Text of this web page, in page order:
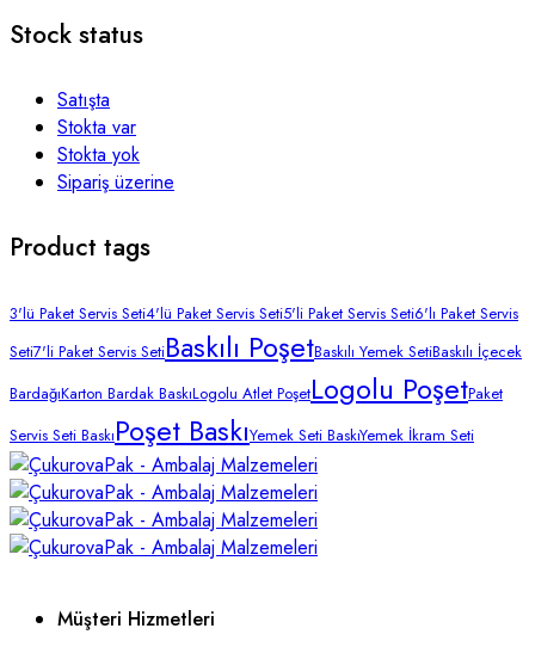
Stock status
Satışta
Stokta var
Stokta yok
Sipariş üzerine
Product tags
3'lü Paket Servis Seti4'lü Paket Servis Seti5'li Paket Servis Seti6'lı Paket Servis
Seti7'li Paket Servis SetiBaskılı PoşetBaskılı Yemek SetiBaskılı İçecek
BardağıKarton Bardak BaskıLogolu Atlet PoşetLogolu PoşetPaket
Servis Seti BaskıPoşet BaskıYemek Seti BaskıYemek İkram Seti
Müşteri Hizmetleri